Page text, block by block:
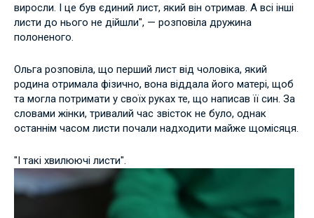
виросли. І це був єдиний лист, який він отримав. А всі інші
листи до нього не дійшли", — розповіла дружина
полоненого.
Ольга розповіла, що перший лист від чоловіка, який
родина отримала фізично, вона віддала його матері, щоб
та могла потримати у своїх руках те, що написав її син. За
словами жінки, тривалий час звісток не було, однак
останнім часом листи почали надходити майже щомісяця.
"І такі хвилюючі листи".